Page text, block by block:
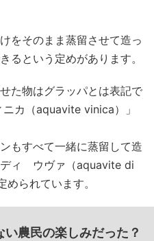
をそのまま蒸留させて造っ
るという定めがあります。
た物はグラッパとは表記で
カ（aquavite vinica）」
もすべて一緒に蒸留して造
ィ ウヴァ（aquavite di
られています。
農民の楽しみだった？